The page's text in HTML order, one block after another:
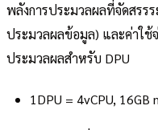
พลังการประมวลผลที่จัดสรร
ประมวลผลข้อมูล) และค่าใช้
ประมวลผลสำหรับ DPU
1DPU = 4vCPU, 16GB